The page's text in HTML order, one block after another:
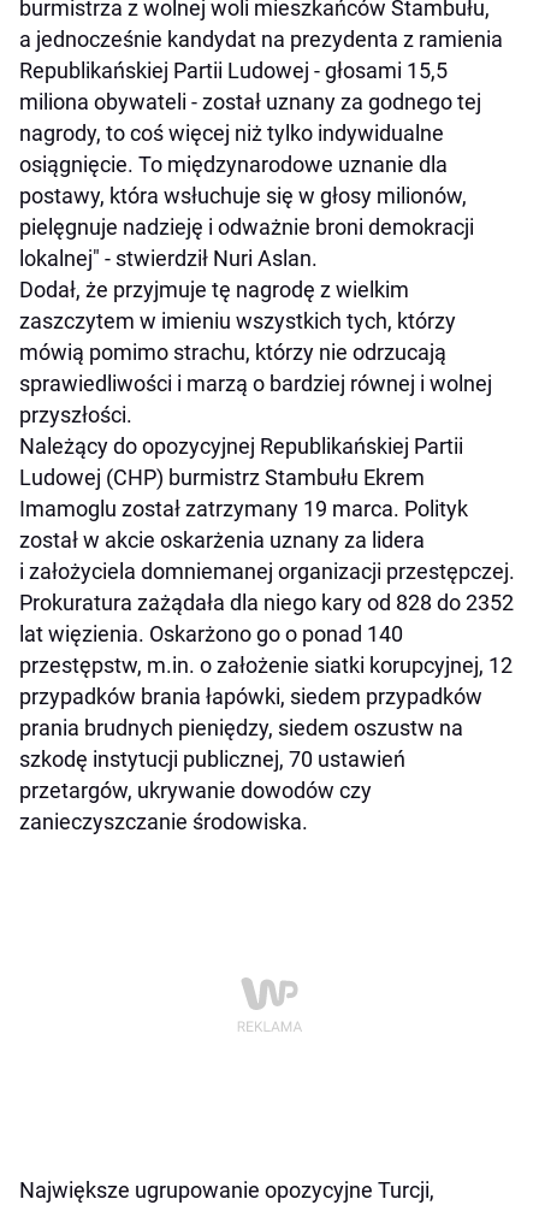
burmistrza z wolnej woli mieszkańców Stambułu,
a jednocześnie kandydat na prezydenta z ramienia
Republikańskiej Partii Ludowej - głosami 15,5
miliona obywateli - został uznany za godnego tej
nagrody, to coś więcej niż tylko indywidualne
osiągnięcie. To międzynarodowe uznanie dla
postawy, która wsłuchuje się w głosy milionów,
pielęgnuje nadzieję i odważnie broni demokracji
lokalnej" - stwierdził Nuri Aslan.
Dodał, że przyjmuje tę nagrodę z wielkim
zaszczytem w imieniu wszystkich tych, którzy
mówią pomimo strachu, którzy nie odrzucają
sprawiedliwości i marzą o bardziej równej i wolnej
przyszłości.
Należący do opozycyjnej Republikańskiej Partii
Ludowej (CHP) burmistrz Stambułu Ekrem
Imamoglu został zatrzymany 19 marca. Polityk
został w akcie oskarżenia uznany za lidera
i założyciela domniemanej organizacji przestępczej.
Prokuratura zażądała dla niego kary od 828 do 2352
lat więzienia. Oskarżono go o ponad 140
przestępstw, m.in. o założenie siatki korupcyjnej, 12
przypadków brania łapówki, siedem przypadków
prania brudnych pieniędzy, siedem oszustw na
szkodę instytucji publicznej, 70 ustawień
przetargów, ukrywanie dowodów czy
zanieczyszczanie środowiska.
Największe ugrupowanie opozycyjne Turcji,